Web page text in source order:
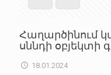
Հաղարծինում
սննդի օբյեկտի
18.01.2024